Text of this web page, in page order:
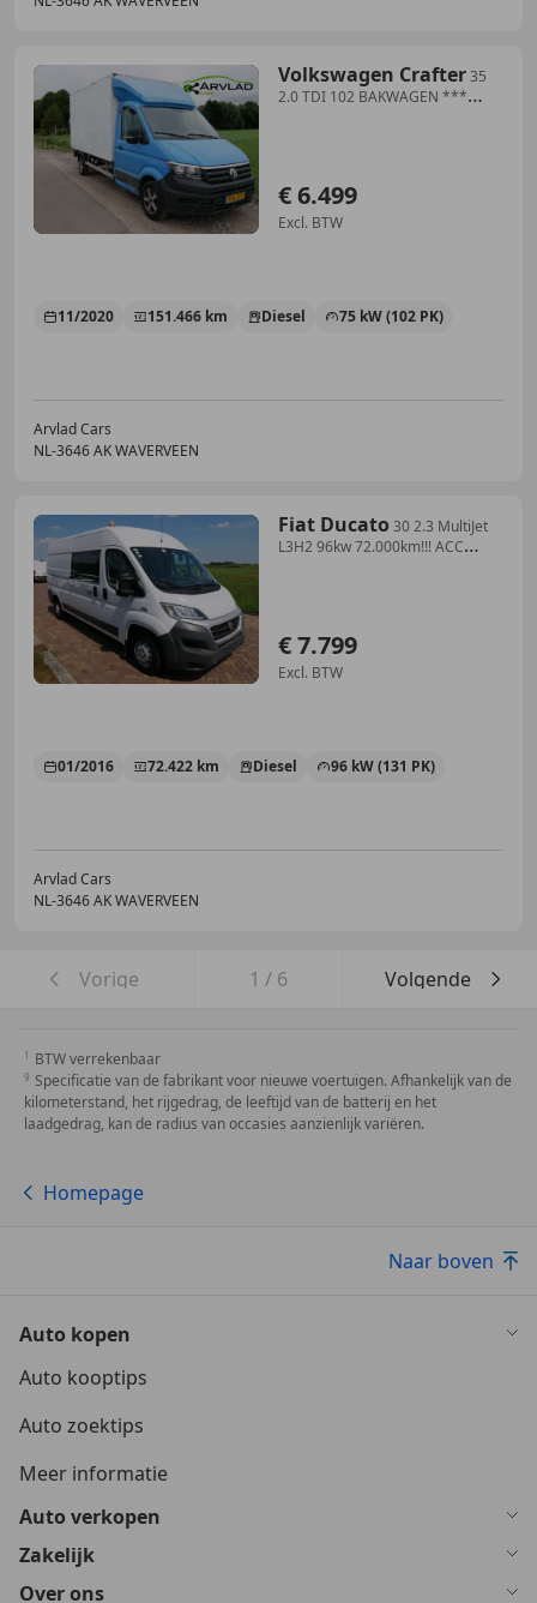
Volkswagen Crafter35
2.0 TDI 102 BAKWAGEN ***
€ 6.499
Excl. BTW
11/2020 151.466 km Diesel 75 kW (102 PK)
Arvlad Cars
NL-3646 AK WAVERVEEN
Fiat Ducato 30 2.3 MultiJet
L3H2 96kw 72.000km!!! ACC
€ 7.799
Excl. BTW
01/2016 72.422 km Diesel 96 kW (131 PK)
Arvlad Cars
NL-3646 AK WAVERVEEN
Vorige 1 / 6 Volgende
BTW verrekenbaar
Specificatie van de fabrikant voor nieuwe voertuigen. Afhankelijk van de
kilometerstand, het rijgedrag, de leeftijd van de batterij en het
laadgedrag, kan de radius van occasies aanzienlijk variëren.
Homepage
Naar boven
Auto kopen
Auto kooptips
Auto zoektips
Meer informatie
Auto verkopen
Zakelijk
Over ons